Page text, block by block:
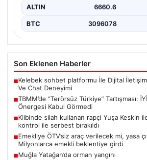
ALTIN 6660.6
BTC 3096078
Son Eklenen Haberler
■Kelebek sohbet platformu İle Dijital
Ve Chat Deneyimi
■TBMM’de “Terörsüz Türkiye” Tartışması:
Önergesi Kabul Görmedi
■Klibinde silah kullanan rapçi Yuşa Keskin
kontrol ile serbest bırakıldı
■Emekliye ÖTV’siz araç verilecek mi, yasa
Milyonlarca emekli beklentiye girdi
■Muğla Yatağan’da orman yangını